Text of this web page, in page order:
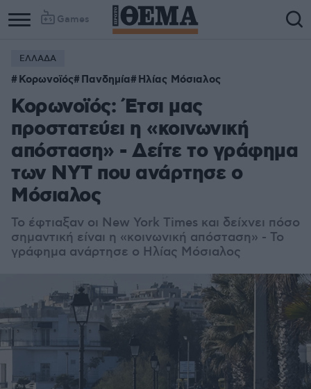
Games
ΕΛΛΑΔΑ
Κορωνοϊός Πανδημία Ηλίας Μόσιαλος
Κορωνοϊός: Έτσι μας
προστατεύει η «κοινωνική
απόσταση» - Δείτε το γράφημα
των NYT που ανάρτησε ο
Μόσιαλος
Το έφτιαξαν οι New York Times και δείχνει πόσο
σημαντική είναι η «κοινωνική απόσταση» - Το
γράφημα ανάρτησε ο Ηλίας Μόσιαλος